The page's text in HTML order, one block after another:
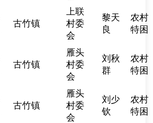
古竹镇
上联
村委
会
黎天
良
农村
特困
古竹镇
雁头
村委
会
刘秋
群
农村
特困
古竹镇
雁头
村委
会
刘少
钦
农村
特困